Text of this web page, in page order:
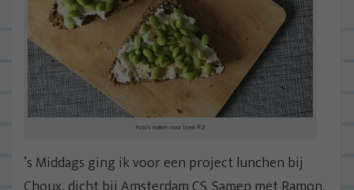
Foto’s maken voor boek #2!
‘s Middags ging ik voor een project lunchen bij